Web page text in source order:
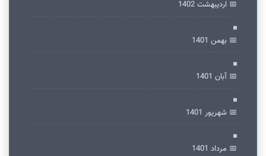
📅 ارديبهشت 1402
📅 بهمن 1401
📅 آبان 1401
📅 شهریور 1401
📅 مرداد 1401